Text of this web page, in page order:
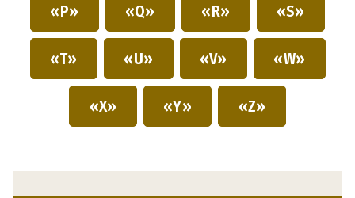
«P» «Q» «R» «S»
«T» «U» «V» «W»
«X» «Y» «Z»